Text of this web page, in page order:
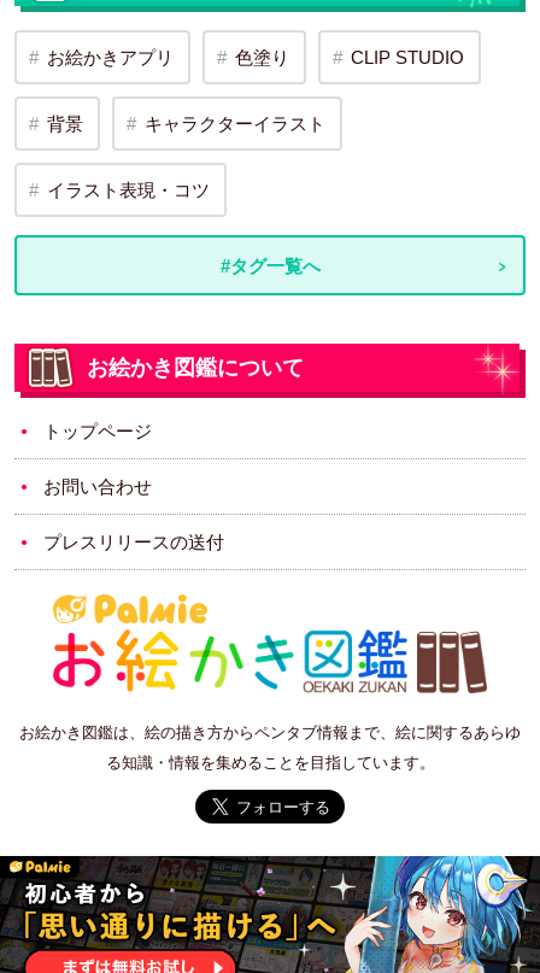
お絵かきアプリ 色塗り CLIP STUDIO
背景 キャラクターイラスト
イラスト表現・コツ
#タグ一覧へ
お絵かき図鑑について
トップページ
お問い合わせ
プレスリリースの送付
お絵かき図鑑は、絵の描き方からペンタブ情報まで、絵に関するあらゆ
る知識・情報を集めることを目指しています。